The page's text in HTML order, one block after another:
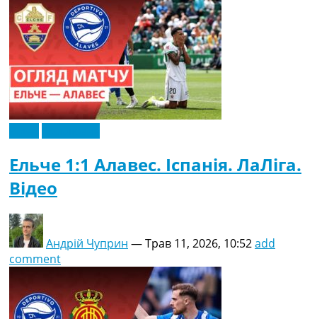
Ельче 1:1 Алавес. Іспанія. ЛаЛіга.
Відео
Андрій Чуприн —Трав 11, 2026, 10:52add
comment